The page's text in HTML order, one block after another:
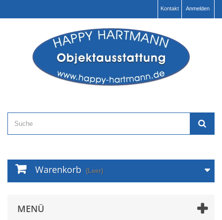
Anmelden
Kontakt
Warenkorb (Leer)
MENÜ